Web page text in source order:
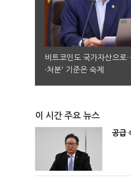
비트코인도 국가자산으로
·처분' 기준은 숙제
이 시간 주요 뉴스
공급